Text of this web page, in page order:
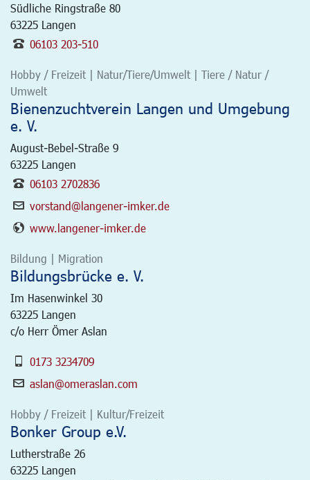
Südliche Ringstraße 80
63225 Langen
06103 203-510
Hobby / Freizeit | Natur/Tiere/Umwelt | Tiere / Natur /
Umwelt
Bienenzuchtverein Langen und Umgebung
e. V.
August-Bebel-Straße 9
63225 Langen
06103 2702836
vorstand@langener-imker.de
www.langener-imker.de
Bildung | Migration
Bildungsbrücke e. V.
Im Hasenwinkel 30
63225 Langen
c/o Herr Ömer Aslan
0173 3234709
aslan@omeraslan.com
Hobby / Freizeit | Kultur/Freizeit
Bonker Group e.V.
Lutherstraße 26
63225 Langen